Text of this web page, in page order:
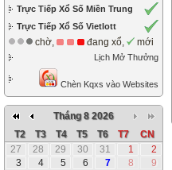
Trực Tiếp Xổ Số Miền Trung
Trực Tiếp Xổ Số Vietlott
chờ, đang xổ, mới
Lịch Mở Thưởng
Chèn Kqxs vào Websites
Tháng 8 2026
T2
T3 T4 T5 T6 T7
CN
27
28 29 30 31 1
2
3
4 5 6 7 8
9